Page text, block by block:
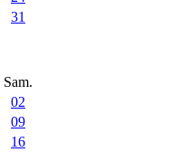
31
Sam.
02
09
16